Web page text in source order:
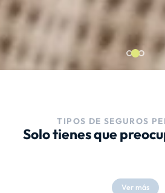
TIPOS DE SEGUROS
Solo tienes que
Ver más